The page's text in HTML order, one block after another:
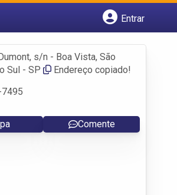
Entrar
s/n - Boa Vista, São
Sul - SP
Endereço copiado!
Comente